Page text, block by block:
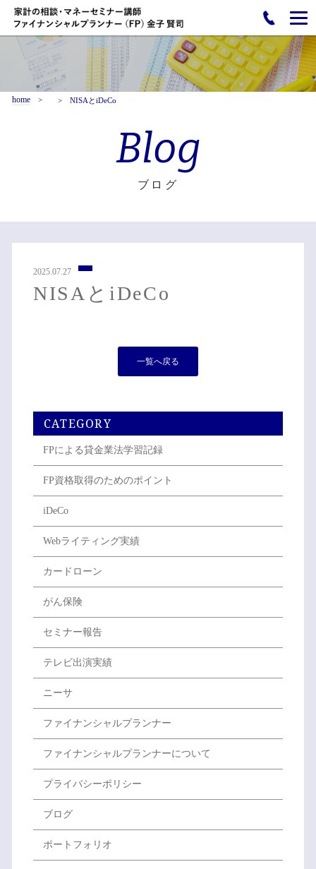
home NISAとiDeCo
Blog
ブログ
2025.07.27
NISAとiDeCo
一覧へ戻る
CATEGORY
FPによる貸金業法学習記録
FP資格取得のためのポイント
iDeCo
Webライティング実績
カードローン
がん保険
セミナー報告
テレビ出演実績
ニーサ
ファイナンシャルプランナー
ファイナンシャルプランナーについて
プライバシーポリシー
ブログ
ポートフォリオ